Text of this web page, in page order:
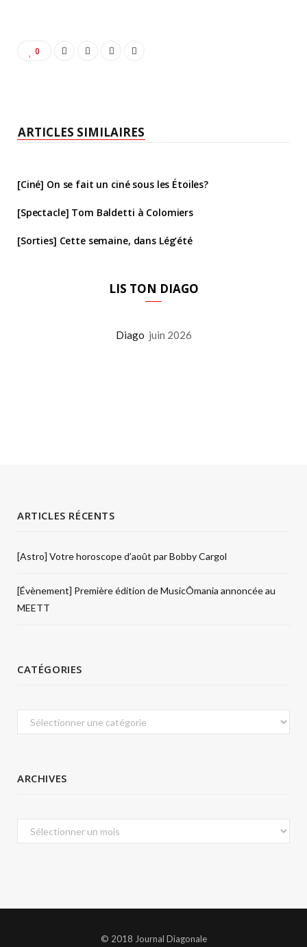
0
ARTICLES SIMILAIRES
[Ciné] On se fait un ciné sous les Étoiles?
[Spectacle] Tom Baldetti à Colomiers
[Sorties] Cette semaine, dans Lég’été
LIS TON DIAGO
Diago juin 2026
ARTICLES RÉCENTS
[Astro] Votre horoscope d’août par Bobby Cargol
[Évènement] Première édition de MusicÔmania annoncée au
MEETT
CATÉGORIES
Catégories
ARCHIVES
Archives
© 2018 Journal Diagonale